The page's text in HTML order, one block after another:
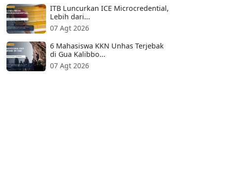
ITB Luncurkan ICE Microcredential,
Lebih dari...
07 Agt 2026
6 Mahasiswa KKN Unhas Terjebak
di Gua Kalibbo...
07 Agt 2026